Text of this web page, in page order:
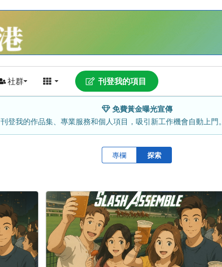
社群 刊登我的項目
免費黃金曝光宣傳
刊登我的作品集、專業服務和個人項目，吸引新工作機會自動上門。
專欄 探索